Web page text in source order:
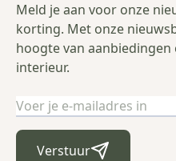
Meld je aan voor onze
korting. Met onze
hoogte van
interieur.
E-mailadres
Verstuur